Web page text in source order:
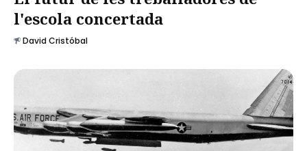
l'escola concertada
David Cristóbal